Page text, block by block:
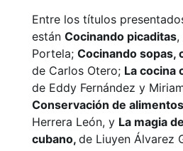
Entre los títulos
están Cocinando picaditas,
Portela; Cocinando sopas,
de Carlos Otero; La cocina
de Eddy Fernández y
Conservación de
Herrera León, y La magia
cubano, de Liuyen Álvarez